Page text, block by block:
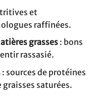
et
raffinées.
grasses: bons
rassasié.
: sources de protéines
saturées.